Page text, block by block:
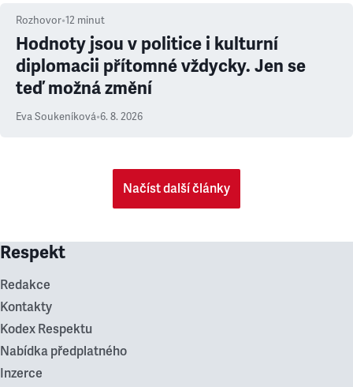
Rozhovor•12 minut
Hodnoty jsou v politice i kulturní
diplomacii přítomné vždycky. Jen se
teď možná změní
Eva Soukeníková•6. 8. 2026
Načíst další články
Respekt
Redakce
Kontakty
Kodex Respektu
Nabídka předplatného
Inzerce